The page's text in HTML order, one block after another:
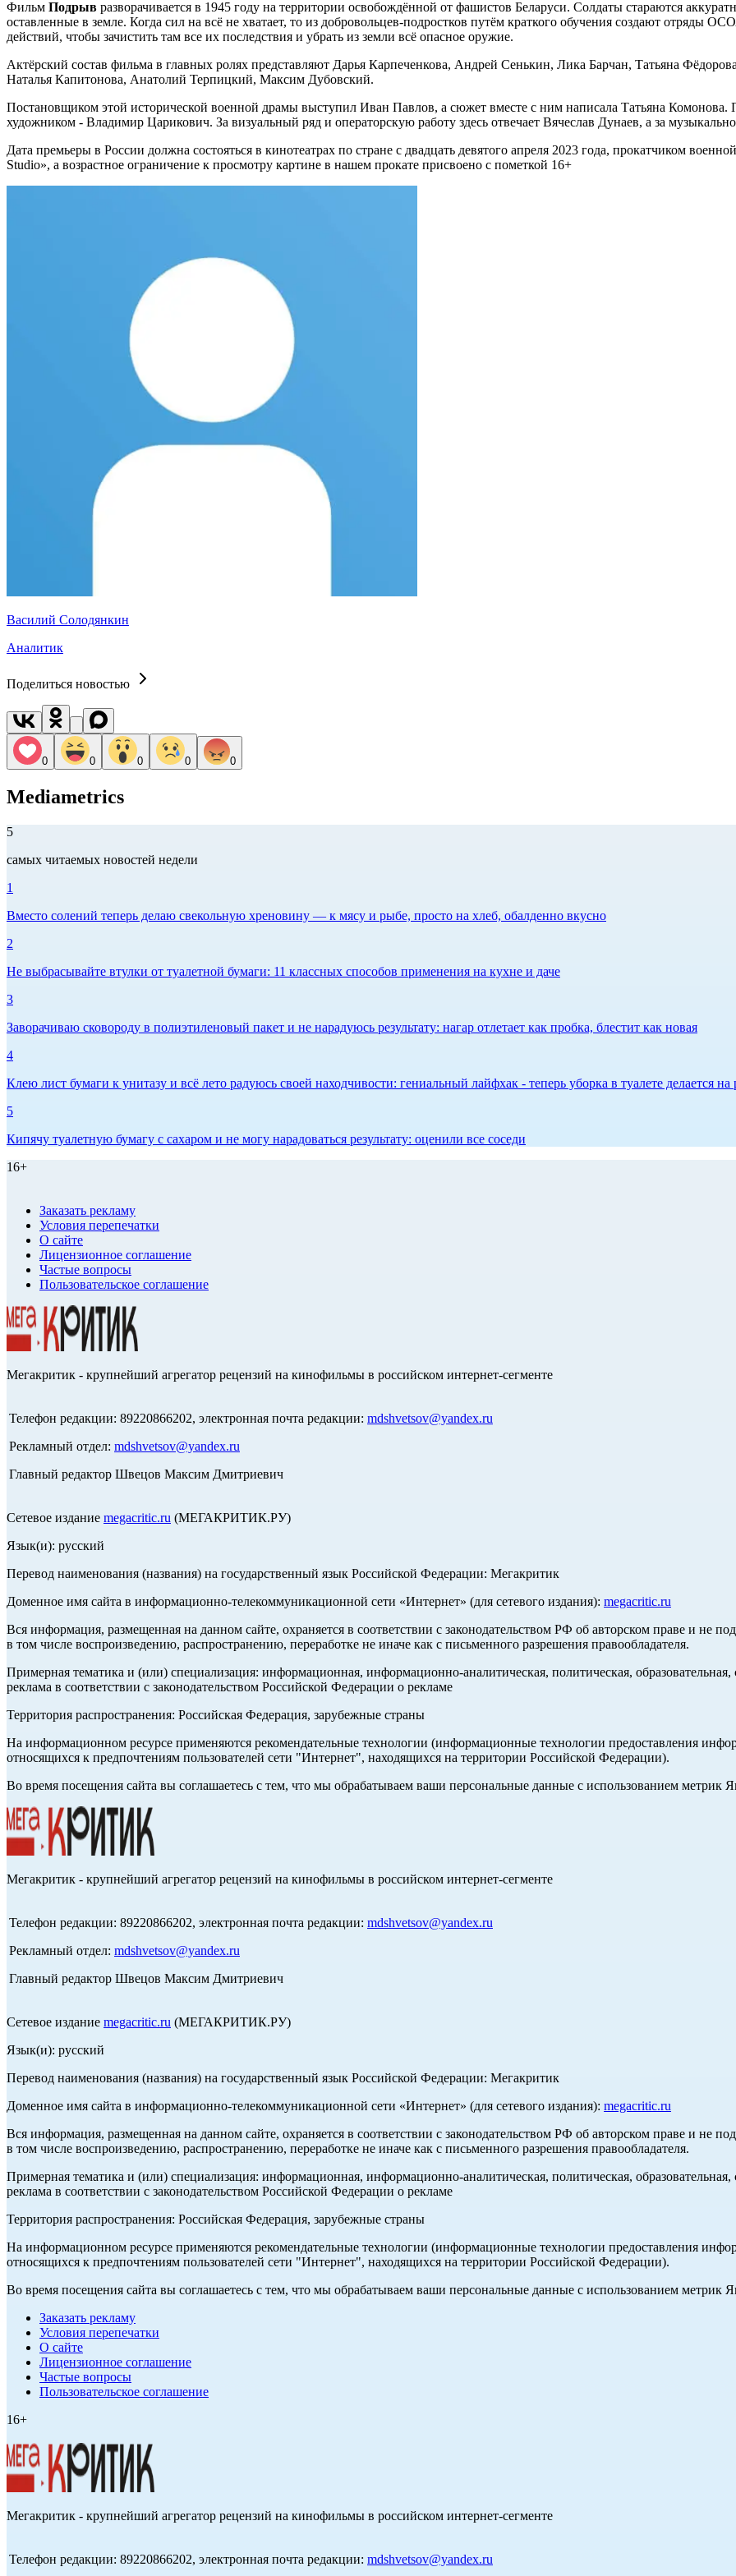
Фильм Подрыв разворачивается в 1945 году на территории освобождённой от фашистов Беларуси. Солдаты стараются
оставленные в земле. Когда сил на всё не хватает, то из добровольцев-подростков путём краткого обучения создают
действий, чтобы зачистить там все их последствия и убрать из земли всё опасное оружие.
Актёрский состав фильма в главных ролях представляют Дарья Карпеченкова, Андрей Сенькин, Лика Барчан, Татьяна
Наталья Капитонова, Анатолий Терпицкий, Максим Дубовский.
Постановщиком этой исторической военной драмы выступил Иван Павлов, а сюжет вместе с ним написала Татьяна
художником - Владимир Царикович. За визуальный ряд и операторскую работу здесь отвечает Вячеслав Дунаев, а за
Дата премьеры в России должна состояться в кинотеатрах по стране с двадцать девятого апреля 2023 года, прокатчиком
Studio», а возрастное ограничение к просмотру картине в нашем прокате присвоено с пометкой 16+
Василий Солодянкин
Аналитик
Поделиться новостью
0 0 0 0 0
Mediametrics
5
самых читаемых новостей недели
1
Вместо солений теперь делаю свекольную хреновину — к мясу и рыбе, просто на хлеб, обалденно вкусно
2
Не выбрасывайте втулки от туалетной бумаги: 11 классных способов применения на кухне и даче
3
Заворачиваю сковороду в полиэтиленовый пакет и не нарадуюсь результату: нагар отлетает как пробка, блестит как новая
4
Клею лист бумаги к унитазу и всё лето радуюсь своей находчивости: гениальный лайфхак - теперь уборка в туалете делается на
5
Кипячу туалетную бумагу с сахаром и не могу нарадоваться результату: оценили все соседи
16+
Заказать рекламу
Условия перепечатки
О сайте
Лицензионное соглашение
Частые вопросы
Пользовательское соглашение
Мегакритик - крупнейший агрегатор рецензий на кинофильмы в российском интернет-сегменте
Телефон редакции: 89220866202, электронная почта редакции: mdshvetsov@yandex.ru
Рекламный отдел: mdshvetsov@yandex.ru
Главный редактор Швецов Максим Дмитриевич
Сетевое издание megacritic.ru (МЕГАКРИТИК.РУ)
Язык(и): русский
Перевод наименования (названия) на государственный язык Российской Федерации: Мегакритик
Доменное имя сайта в информационно-телекоммуникационной сети «Интернет» (для сетевого издания): megacritic.ru
Вся информация, размещенная на данном сайте, охраняется в соответствии с законодательством РФ об авторском праве и не
в том числе воспроизведению, распространению, переработке не иначе как с письменного разрешения правообладателя.
Примерная тематика и (или) специализация: информационная, информационно-аналитическая, политическая, образовательная,
реклама в соответствии с законодательством Российской Федерации о рекламе
Территория распространения: Российская Федерация, зарубежные страны
На информационном ресурсе применяются рекомендательные технологии (информационные технологии предоставления
относящихся к предпочтениям пользователей сети "Интернет", находящихся на территории Российской Федерации).
Во время посещения сайта вы соглашаетесь с тем, что мы обрабатываем ваши персональные данные с использованием метрик
Мегакритик - крупнейший агрегатор рецензий на кинофильмы в российском интернет-сегменте
Телефон редакции: 89220866202, электронная почта редакции: mdshvetsov@yandex.ru
Рекламный отдел: mdshvetsov@yandex.ru
Главный редактор Швецов Максим Дмитриевич
Сетевое издание megacritic.ru (МЕГАКРИТИК.РУ)
Язык(и): русский
Перевод наименования (названия) на государственный язык Российской Федерации: Мегакритик
Доменное имя сайта в информационно-телекоммуникационной сети «Интернет» (для сетевого издания): megacritic.ru
Вся информация, размещенная на данном сайте, охраняется в соответствии с законодательством РФ об авторском праве и не
в том числе воспроизведению, распространению, переработке не иначе как с письменного разрешения правообладателя.
Примерная тематика и (или) специализация: информационная, информационно-аналитическая, политическая, образовательная,
реклама в соответствии с законодательством Российской Федерации о рекламе
Территория распространения: Российская Федерация, зарубежные страны
На информационном ресурсе применяются рекомендательные технологии (информационные технологии предоставления
относящихся к предпочтениям пользователей сети "Интернет", находящихся на территории Российской Федерации).
Во время посещения сайта вы соглашаетесь с тем, что мы обрабатываем ваши персональные данные с использованием метрик
Заказать рекламу
Условия перепечатки
О сайте
Лицензионное соглашение
Частые вопросы
Пользовательское соглашение
16+
Мегакритик - крупнейший агрегатор рецензий на кинофильмы в российском интернет-сегменте
Телефон редакции: 89220866202, электронная почта редакции: mdshvetsov@yandex.ru